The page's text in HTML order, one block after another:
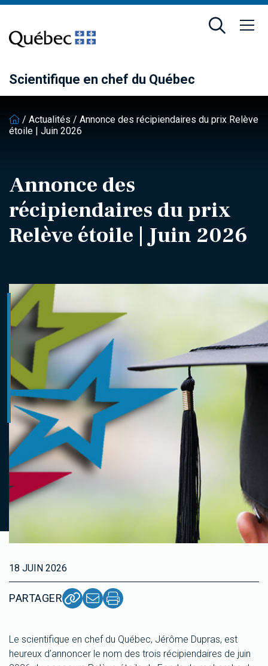
contenu
principal
pied
de
Scientifique en chef du Québec
/ Actualités / Annonce des récipiendaires du prix Relève
étoile | Juin 2026
Annonce des
récipiendaires du prix
Relève étoile | Juin 2026
18 JUIN 2026
PARTAGER
Le scientifique en chef du Québec, Jérôme Dupras, est
heureux d’annoncer le nom des trois récipiendaires de juin